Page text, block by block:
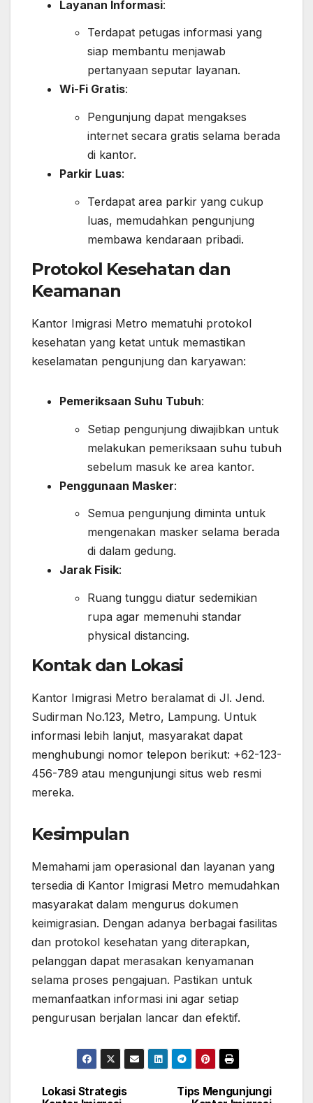
Layanan Informasi:
Terdapat petugas informasi yang
siap membantu menjawab
pertanyaan seputar layanan.
Wi-Fi Gratis:
Pengunjung dapat mengakses
internet secara gratis selama berada
di kantor.
Parkir Luas:
Terdapat area parkir yang cukup
luas, memudahkan pengunjung
membawa kendaraan pribadi.
Protokol Kesehatan dan
Keamanan
Kantor Imigrasi Metro mematuhi protokol
kesehatan yang ketat untuk memastikan
keselamatan pengunjung dan karyawan:
Pemeriksaan Suhu Tubuh:
Setiap pengunjung diwajibkan untuk
melakukan pemeriksaan suhu tubuh
sebelum masuk ke area kantor.
Penggunaan Masker:
Semua pengunjung diminta untuk
mengenakan masker selama berada
di dalam gedung.
Jarak Fisik:
Ruang tunggu diatur sedemikian
rupa agar memenuhi standar
physical distancing.
Kontak dan Lokasi
Kantor Imigrasi Metro beralamat di Jl. Jend.
Sudirman No.123, Metro, Lampung. Untuk
informasi lebih lanjut, masyarakat dapat
menghubungi nomor telepon berikut: +62-123-
456-789 atau mengunjungi situs web resmi
mereka.
Kesimpulan
Memahami jam operasional dan layanan yang
tersedia di Kantor Imigrasi Metro memudahkan
masyarakat dalam mengurus dokumen
keimigrasian. Dengan adanya berbagai fasilitas
dan protokol kesehatan yang diterapkan,
pelanggan dapat merasakan kenyamanan
selama proses pengajuan. Pastikan untuk
memanfaatkan informasi ini agar setiap
pengurusan berjalan lancar dan efektif.
Tips Mengunjungi
Lokasi Strategis